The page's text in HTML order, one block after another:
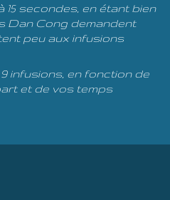
15 secondes, en étant bien
Dan Cong demandent
peu aux infusions
9 infusions, en fonction de
et de vos temps